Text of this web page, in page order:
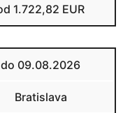
1.722,82 EUR
do 09.08.2026
Bratislava